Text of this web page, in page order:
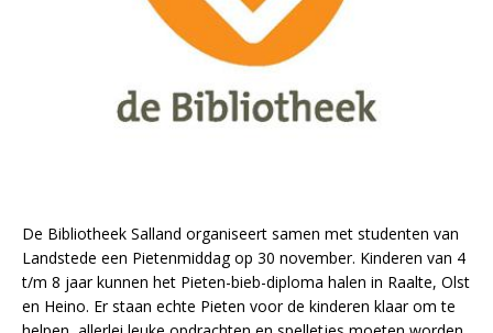
De Bibliotheek Salland organiseert samen met studenten van
Landstede een Pietenmiddag op 30 november. Kinderen van 4
t/m 8 jaar kunnen het Pieten-bieb-diploma halen in Raalte, Olst
en Heino. Er staan echte Pieten voor de kinderen klaar om te